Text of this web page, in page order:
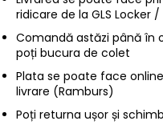
ridicare de la GLS Locker /
Comandă astăzi până în
poți bucura de colet
Plata se poate face
livrare (Ramburs)
Poți returna ușor și